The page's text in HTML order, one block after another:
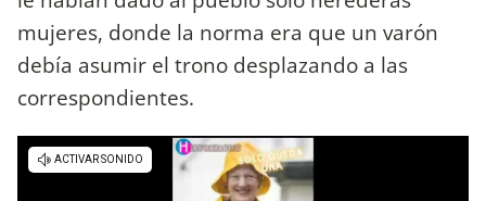
mujeres, donde la norma era que un varón
debía asumir el trono desplazando a las
correspondientes.